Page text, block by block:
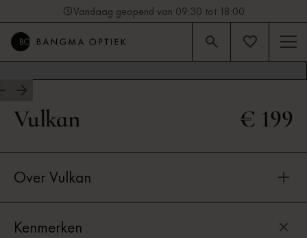
Vandaag geopend van 09:30 tot 18:00
4.9
Beoordeling op Google (92)
Vulkan € 199
Over Vulkan
Kenmerken